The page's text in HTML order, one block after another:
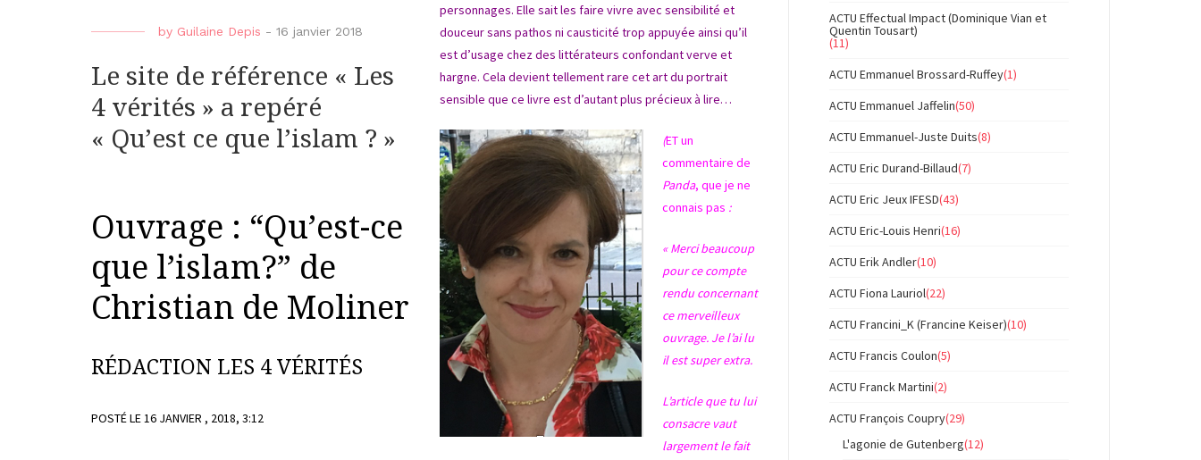
personnages. Elle sait les faire vivre avec sensibilité et
douceur sans pathos ni causticité trop appuyée ainsi qu’il
est d’usage chez des littérateurs confondant verve et
hargne. Cela devient tellement rare cet art du portrait
sensible que ce livre est d’autant plus précieux à lire…
(ET un
commentaire de
Panda, que je ne
connais pas :
« Merci beaucoup
pour ce compte
rendu concernant
ce merveilleux
ouvrage. Je l’ai lu
il est super extra.
L’article que tu lui
consacre vaut
largement le fait
by Guilaine Depis - 16 janvier 2018
Le site de référence « Les
4 vérités » a repéré
« Qu’est ce que l’islam ? »
Ouvrage : “Qu’est-ce
que l’islam?” de
Christian de Moliner
RÉDACTION LES 4 VÉRITÉS
POSTÉ LE 16 JANVIER , 2018, 3:12
ACTU Effectual Impact (Dominique Vian et
Quentin Tousart)
(11)
ACTU Emmanuel Brossard-Ruffey(1)
ACTU Emmanuel Jaffelin(50)
ACTU Emmanuel-Juste Duits(8)
ACTU Eric Durand-Billaud(7)
ACTU Eric Jeux IFESD(43)
ACTU Eric-Louis Henri(16)
ACTU Erik Andler(10)
ACTU Fiona Lauriol(22)
ACTU Francini_K (Francine Keiser)(10)
ACTU Francis Coulon(5)
ACTU Franck Martini(2)
ACTU François Coupry(29)
L'agonie de Gutenberg(12)